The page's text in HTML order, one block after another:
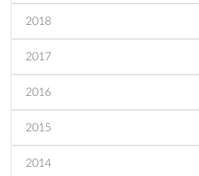
2018
2017
2016
2015
2014